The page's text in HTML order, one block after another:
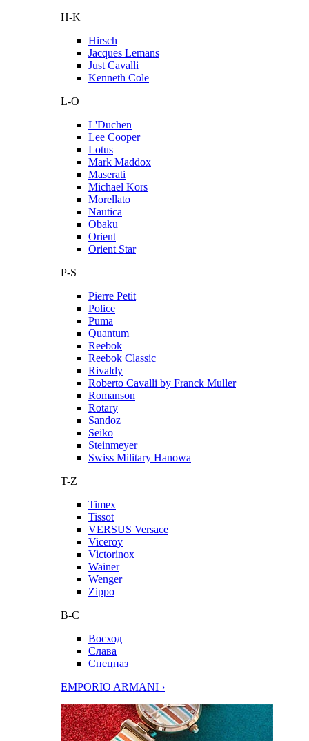
H-K
Hirsch
Jacques Lemans
Just Cavalli
Kenneth Cole
L-O
L'Duchen
Lee Cooper
Lotus
Mark Maddox
Maserati
Michael Kors
Morellato
Nautica
Obaku
Orient
Orient Star
P-S
Pierre Petit
Police
Puma
Quantum
Reebok
Reebok Classic
Rivaldy
Roberto Cavalli by Franck Muller
Romanson
Rotary
Sandoz
Seiko
Steinmeyer
Swiss Military Hanowa
T-Z
Timex
Tissot
VERSUS Versace
Viceroy
Victorinox
Wainer
Wenger
Zippo
В-С
Восход
Слава
Спецназ
EMPORIO ARMANI ›